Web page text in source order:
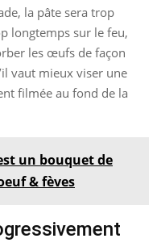
la pâte sera trop
longtemps sur le feu,
les œufs de façon
vaut mieux viser une
filmée au fond de la
un bouquet de
& fèves